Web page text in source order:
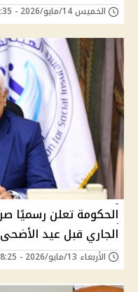
الخميس 14/مايو/2026 - 12:35 م
الجاري قبل عيد الأضحى
الأربعاء 13/مايو/2026 - 08:25 م